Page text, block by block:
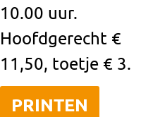
10.00 uur.
Hoofdgerecht €
11,50, toetje € 3.
PRINTEN